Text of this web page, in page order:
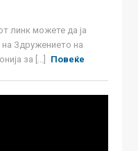
линк можете да ја
Здружението на
за [...]
Повеќе